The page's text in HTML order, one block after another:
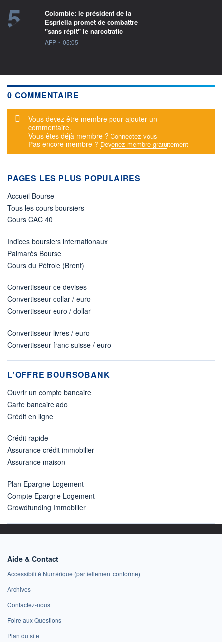
5
Colombie: le président de la
Espriella promet de combattre
"sans répit" le narcotrafic
information fournie par
AFP • 05:05
0 COMMENTAIRE
Message d'alerte
Vous devez être membre pour ajouter un
commentaire.
Vous êtes déjà membre ? Connectez-vous
Pas encore membre ? Devenez membre gratuitement
PAGES LES PLUS POPULAIRES
Accueil Bourse
Tous les cours boursiers
Cours CAC 40
Indices boursiers internationaux
Palmarès Bourse
Cours du Pétrole (Brent)
Convertisseur de devises
Convertisseur dollar / euro
Convertisseur euro / dollar
Convertisseur livres / euro
Convertisseur franc suisse / euro
L'OFFRE BOURSOBANK
Ouvrir un compte bancaire
Carte bancaire ado
Crédit en ligne
Crédit rapide
Assurance crédit immobilier
Assurance maison
Plan Epargne Logement
Compte Epargne Logement
Crowdfunding Immobilier
Aide & Contact
Accessibilité Numérique (partiellement conforme)
Archives
Contactez-nous
Foire aux Questions
Plan du site